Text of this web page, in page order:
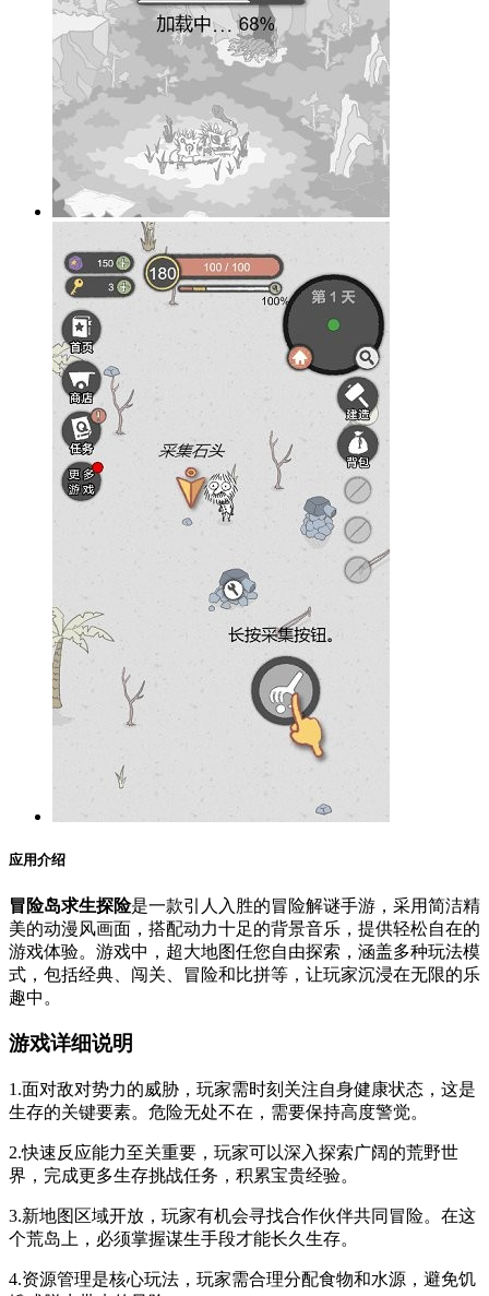
应用介绍
冒险岛求生探险是一款引人入胜的冒险解谜手游，采用简洁精
美的动漫风画面，搭配动力十足的背景音乐，提供轻松自在的
游戏体验。游戏中，超大地图任您自由探索，涵盖多种玩法模
式，包括经典、闯关、冒险和比拼等，让玩家沉浸在无限的乐
趣中。
游戏详细说明
1.面对敌对势力的威胁，玩家需时刻关注自身健康状态，这是
生存的关键要素。危险无处不在，需要保持高度警觉。
2.快速反应能力至关重要，玩家可以深入探索广阔的荒野世
界，完成更多生存挑战任务，积累宝贵经验。
3.新地图区域开放，玩家有机会寻找合作伙伴共同冒险。在这
个荒岛上，必须掌握谋生手段才能长久生存。
4.资源管理是核心玩法，玩家需合理分配食物和水源，避免饥